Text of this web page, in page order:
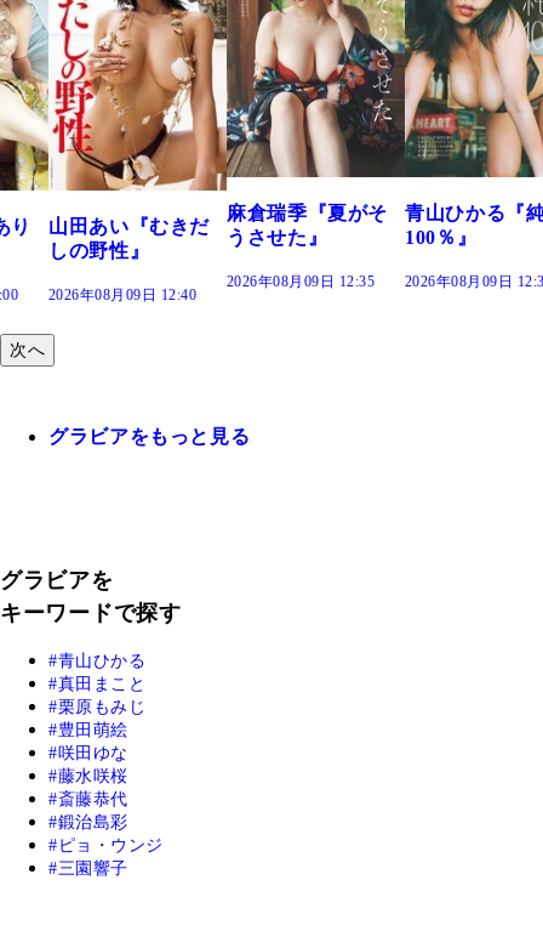
だ
麻倉瑞季『夏がそ
うさせた』
青山ひかる『純度
100％』
2026年08月09日 12:30
溝端 葵『もう
つの、あおい
で。』
2026年08月09日
次へ
グラビアをもっと見る
グラビアを
キーワードで探す
青山ひかる
真田まこと
栗原もみじ
豊田萌絵
咲田ゆな
藤水咲桜
斎藤恭代
鍛治島彩
ピョ・ウンジ
三園響子